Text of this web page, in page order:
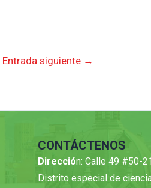
Entrada siguiente →
CONTÁCTENOS
Dirección: Calle 49 #50-
Distrito especial de